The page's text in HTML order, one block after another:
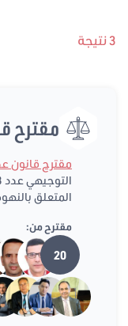
3 نتيجة
مقترح
مقترح قانون عدد
المتعلق
مقترح من:
20